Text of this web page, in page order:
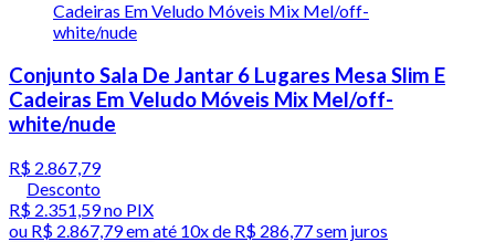
Conjunto Sala De Jantar 6 Lugares Mesa Slim E
Cadeiras Em Veludo Móveis Mix Mel/off-
white/nude
R$ 2.867,79
Desconto
R$ 2.351,59no PIX
ou R$ 2.867,79em até 10x de R$ 286,77 sem juros